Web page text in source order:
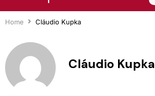
Home Cláudio Kupka
Cláudio Kupka